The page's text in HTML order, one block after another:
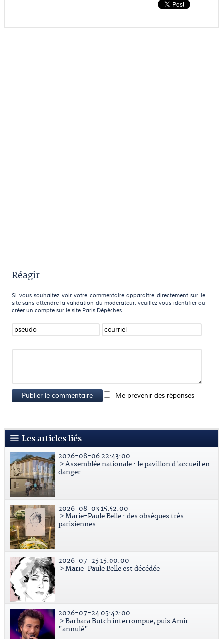
Réagir
Si vous souhaitez voir votre commentaire apparaître directement sur le
site sans attendre la validation du modérateur, veuillez vous identifier ou
créer un compte sur le site Paris Dépêches.
Publier le commentaire Me prevenir des réponses
Les articles liés
2026-08-06 22:43:00
> Assemblée nationale : le pavillon d'accueil en
danger
2026-08-03 15:52:00
> Marie-Paule Belle : des obsèques très
parisiennes
2026-07-25 15:00:00
> Marie-Paule Belle est décédée
2026-07-24 05:42:00
> Barbara Butch interrompue, puis Amir
"annulé"